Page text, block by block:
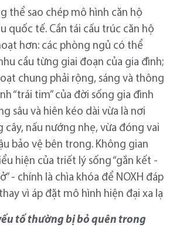
thể sao chép mô hình căn hộ
quốc tế. Cần tái cấu trúc căn hộ
hơn: các phòng ngủ có thể
cầu từng giai đoạn của gia đình;
chung phải rộng, sáng và thông
“trái tim” của đời sống gia đình
sâu và hiên kéo dài vừa là nơi
nấu nướng nhẹ, vừa đóng vai
bảo vệ bên trong. Không gian
hiện của triết lý sống “gắn kết -
- chính là chìa khóa để NOXH đáp
vì áp đặt mô hình hiện đại xa lạ
tố thường bị bỏ quên trong